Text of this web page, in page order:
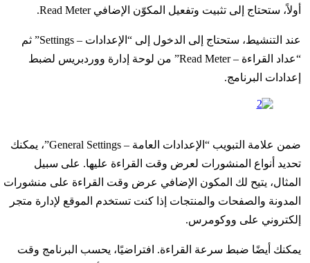
أولاً، ستحتاج إلى تثبيت وتفعيل المكوّن الإضافي Read Meter.
عند التنشيط، ستحتاج إلى الدخول إلى “الإعدادات – Settings” ثم
“عداد القراءة – Read Meter” من لوحة إدارة ووردبريس لضبط
إعدادات البرنامج.
ضمن علامة التبويب “الإعدادات العامة – General Settings”، يمكنك
تحديد أنواع المنشورات لعرض وقت القراءة عليها. على سبيل
المثال، يتيح لك المكون الإضافي عرض وقت القراءة على منشورات
المدونة والصفحات والمنتجات إذا كنت تستخدم الموقع لإدارة متجر
إلكتروني على ووكومرس.
يمكنك أيضًا ضبط سرعة القراءة. افتراضيًا، يحسب البرنامج وقت